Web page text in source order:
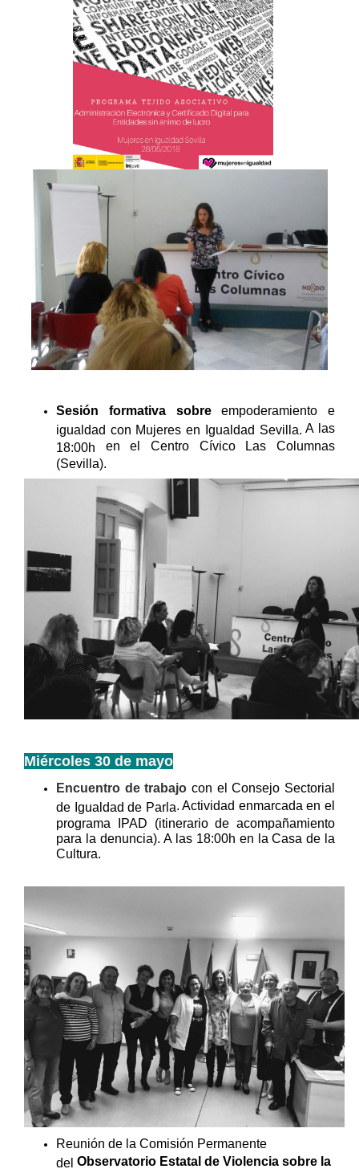
Sesión formativa sobreempoderamiento e
igualdad con Mujeres en Igualdad Sevilla. A las
18:00h en el Centro Cívico Las Columnas
(Sevilla).
Miércoles 30 de mayo
Encuentro de trabajo con el Consejo Sectorial
de Igualdad de Parla. Actividad enmarcada en el
programa IPAD (itinerario de acompañamiento
para la denuncia). ​A las 18:00h en la Casa de la
Cultura.
​Reunión de la Comisión Permanente
del Observatorio Estatal de Violencia sobre la